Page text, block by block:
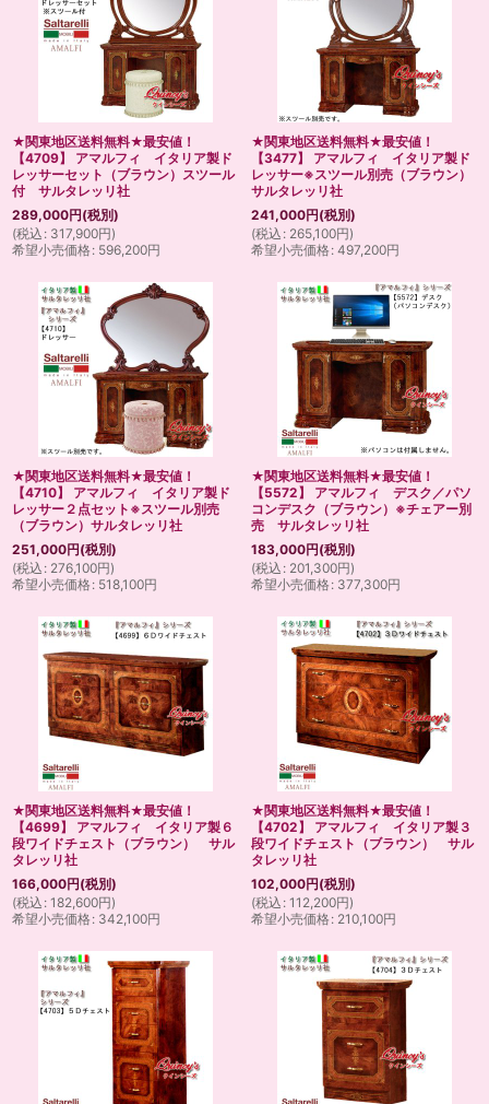
★関東地区送料無料★最安値！
【4709】 アマルフィ イタリア製ド
レッサーセット（ブラウン）スツール
付 サルタレッリ社
289,000円(税別)
(税込 : 317,900円)
希望小売価格: 596,200円
★関東地区送料無料★最安値！
【3477】 アマルフィ イタリア製ド
レッサー※スツール別売（ブラウン）
サルタレッリ社
241,000円(税別)
(税込 : 265,100円)
希望小売価格: 497,200円
★関東地区送料無料★最安値！
【4710】 アマルフィ イタリア製ド
レッサー２点セット※スツール別売
（ブラウン）サルタレッリ社
251,000円(税別)
(税込 : 276,100円)
希望小売価格: 518,100円
★関東地区送料無料★最安値！
【5572】 アマルフィ デスク／パソ
コンデスク（ブラウン）※チェアー別
売 サルタレッリ社
183,000円(税別)
(税込 : 201,300円)
希望小売価格: 377,300円
★関東地区送料無料★最安値！
【4699】 アマルフィ イタリア製６
段ワイドチェスト（ブラウン） サル
タレッリ社
166,000円(税別)
(税込 : 182,600円)
希望小売価格: 342,100円
★関東地区送料無料★最安値！
【4702】 アマルフィ イタリア製３
段ワイドチェスト（ブラウン） サル
タレッリ社
102,000円(税別)
(税込 : 112,200円)
希望小売価格: 210,100円